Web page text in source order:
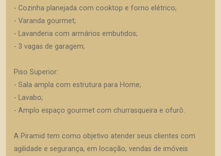
- Cozinha planejada com cooktop e forno elétrico;
- Varanda gourmet;
- Lavanderia com armários embutidos;
- 3 vagas de garagem;
Piso Superior:
- Sala ampla com estrutura para Home;
- Lavabo;
- Amplo espaço gourmet com churrasqueira e ofurô.
A Piramid tem como objetivo atender seus clientes com
agilidade e segurança, em locação, vendas de imóveis